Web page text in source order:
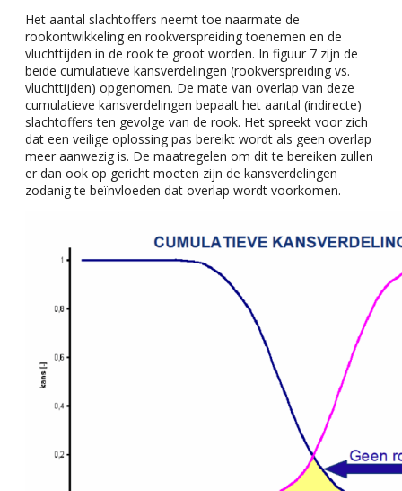
Het aantal slachtoffers neemt toe naarmate de
rookontwikkeling en rookverspreiding toenemen en de
vluchttijden in de rook te groot worden. In figuur 7 zijn de
beide cumulatieve kansverdelingen (rookverspreiding vs.
vluchttijden) opgenomen. De mate van overlap van deze
cumulatieve kansverdelingen bepaalt het aantal (indirecte)
slachtoffers ten gevolge van de rook. Het spreekt voor zich
dat een veilige oplossing pas bereikt wordt als geen overlap
meer aanwezig is. De maatregelen om dit te bereiken zullen
er dan ook op gericht moeten zijn de kansverdelingen
zodanig te beïnvloeden dat overlap wordt voorkomen.